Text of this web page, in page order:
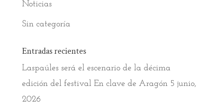
Noticias
Sin categoría
Entradas recientes
Laspaúles será el escenario de la décima
edición del festival En clave de Aragón 5 junio,
2026